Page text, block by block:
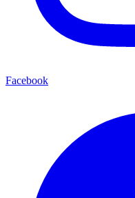
Facebook